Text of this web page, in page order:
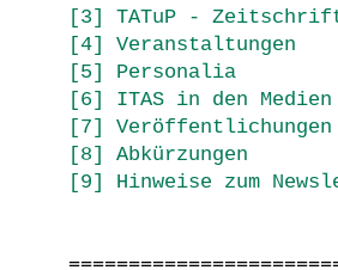
[3] TATuP -
[4] Veranstaltungen
[5] Personalia
[6] ITAS in den Medien
[7] Veröffentlichungen
[8] Abkürzungen
[9] Hinweise zum